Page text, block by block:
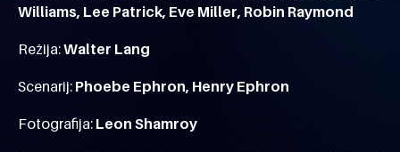
Williams, Lee Patrick, Eve Miller, Robin Raymond
Režija:Walter Lang
Scenarij: Phoebe Ephron, Henry Ephron
Fotografija: Leon Shamroy